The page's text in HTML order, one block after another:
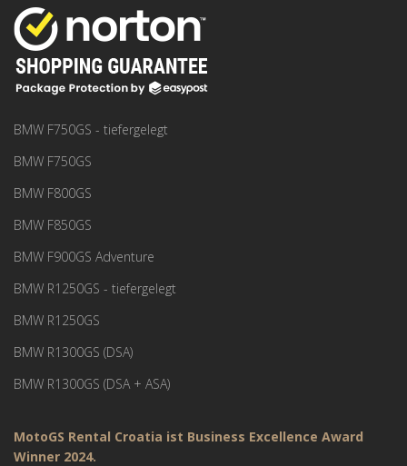
BMW F750GS - tiefergelegt
BMW F750GS
BMW F800GS
BMW F850GS
BMW F900GS Adventure
BMW R1250GS - tiefergelegt
BMW R1250GS
BMW R1300GS (DSA)
BMW R1300GS (DSA + ASA)
MotoGS Rental Croatia ist Business Excellence Award
Winner 2024.